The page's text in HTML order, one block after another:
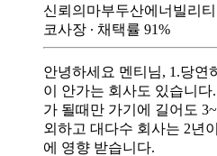
신뢰의마부두산에너빌리티
코사장 ∙ 채택률 91%
안녕하세요 멘티님, 1.당연
이 안가는 회사도 있습니다
가 될때만 가기에 길어도
외하고 대다수 회사는 2년
에 영향 받습니다.